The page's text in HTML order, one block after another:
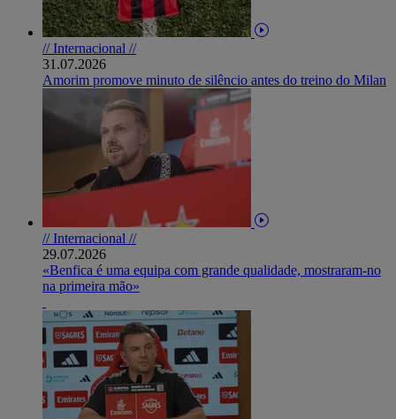
// Internacional //
31.07.2026
Amorim promove minuto de silêncio antes do treino do Milan
// Internacional //
29.07.2026
«Benfica é uma equipa com grande qualidade, mostraram-no
na primeira mão»